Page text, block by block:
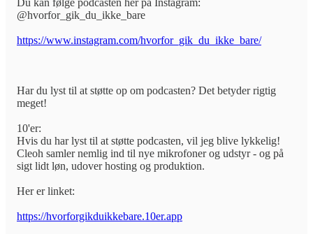
@hvorfor_gik_du_ikke_bare
https://www.instagram.com/hvorfor_gik_du_ikke_bare/
Har du lyst til at støtte op om podcasten? Det betyder rigtig
meget!
10'er:
Hvis du har lyst til at støtte podcasten, vil jeg blive lykkelig!
Cleoh samler nemlig ind til nye mikrofoner og udstyr - og på
sigt lidt løn, udover hosting og produktion.
Her er linket:
https://hvorforgikduikkebare.10er.app